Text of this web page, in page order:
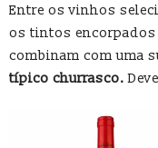
Entre os vinhos
os tintos
combinam com uma
típico churrasco.